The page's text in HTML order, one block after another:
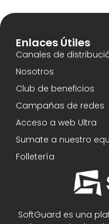
SoftGuard es una
Enlaces Útiles
Canales de
Nosotros
Club de beneficios
Campañas de redes
Acceso a web Ultra
Sumate a nuestro
Folletería